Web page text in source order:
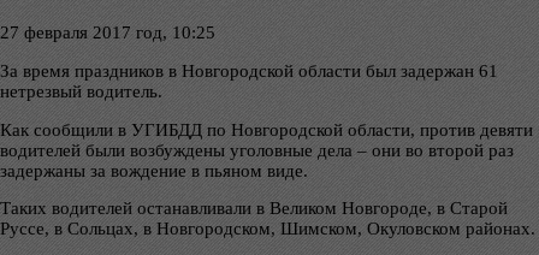
27 февраля 2017 год, 10:25
За время праздников в Новгородской области был задержан 61
нетрезвый водитель.
Как сообщили в УГИБДД по Новгородской области, против девяти
водителей были возбуждены уголовные дела – они во второй раз
задержаны за вождение в пьяном виде.
Таких водителей останавливали в Великом Новгороде, в Старой
Руссе, в Сольцах, в Новгородском, Шимском, Окуловском районах.